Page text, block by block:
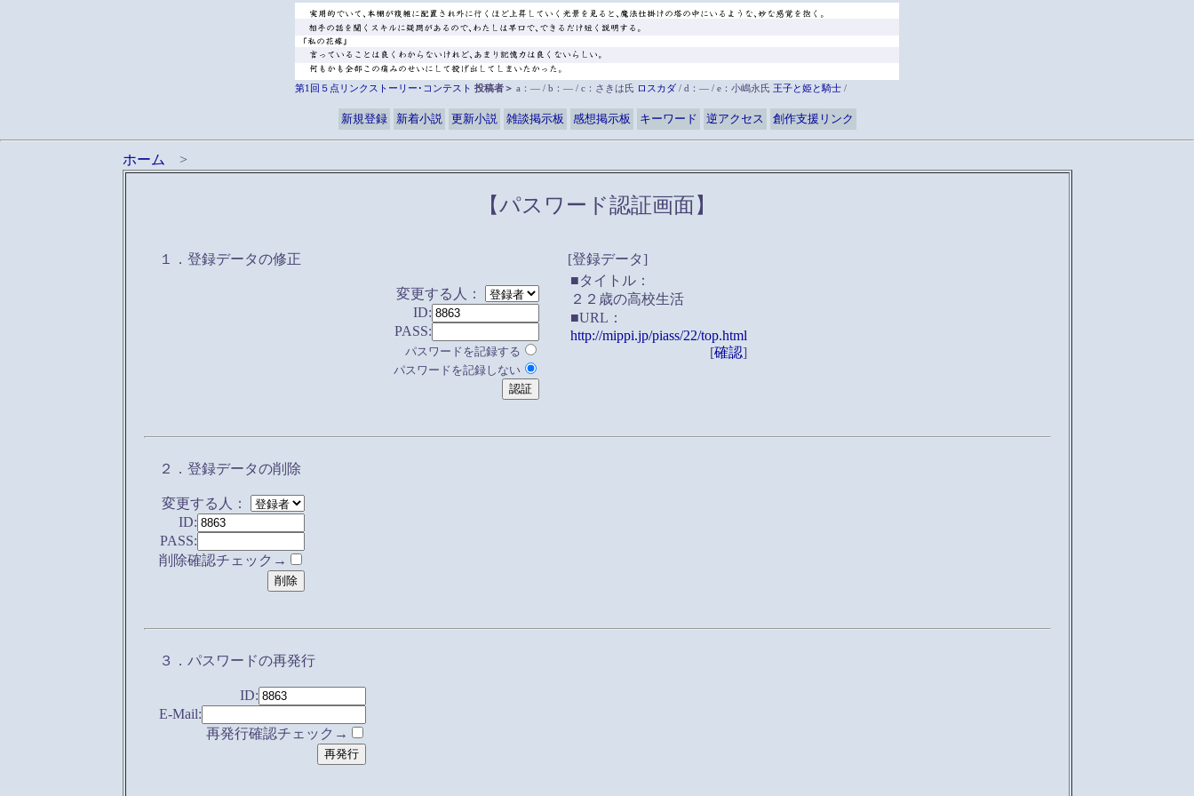
第1回５点リンクストーリー･コンテスト 投稿者＞ a：― / b：― / c：さきは氏 ロスカダ / d：― / e：小嶋永氏 王子と姫と騎士 /
新規登録 新着小説 更新小説 雑談掲示板 感想掲示板 キーワード 逆アクセス 創作支援リンク
ホーム >
【パスワード認証画面】
１．登録データの修正
変更する人：
ID:
PASS:
パスワードを記録する
パスワードを記録しない
[登録データ]
■タイトル：
２２歳の高校生活
■URL：
http://mippi.jp/piass/22/top.html
[確認]
２．登録データの削除
変更する人：
ID:
PASS:
削除確認チェック→
３．パスワードの再発行
ID:
E-Mail:
再発行確認チェック→